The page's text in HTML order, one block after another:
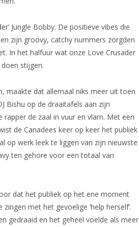
Jungle Bobby. De positieve vibes die
zijn groovy, catchy nummers zorgden
In het halfuur wat onze Love Crusader
stijgen.
maakte dat allemaal niks meer uit toen
Bishu op de draaitafels aan zijn
de zaal in vuur en vlam. Met een
de Canadees keer op keer het publiek
op werk leek te liggen van zijn nieuwste
ten gehore voor een totaal van
dat het publiek op het ene moment
met het gevoelige ‘help herself’.
gedraaid en het geheel voelde als meer